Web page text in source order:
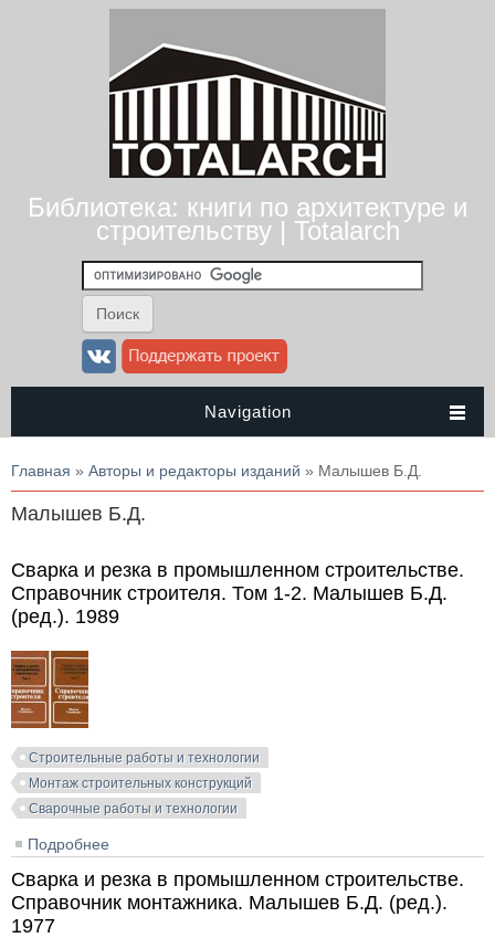
Библиотека: книги по архитектуре и
строительству | Totalarch
Navigation
Вы здесь
Главная » Авторы и редакторы изданий » Малышев Б.Д.
Малышев Б.Д.
Сварка и резка в промышленном строительстве.
Справочник строителя. Том 1-2. Малышев Б.Д.
(ред.). 1989
Строительные работы и технологии
Монтаж строительных конструкций
Сварочные работы и технологии
Подробнее
(ред.). 1989
Сварка и резка в промышленном строительстве.
Справочник монтажника. Малышев Б.Д. (ред.).
1977